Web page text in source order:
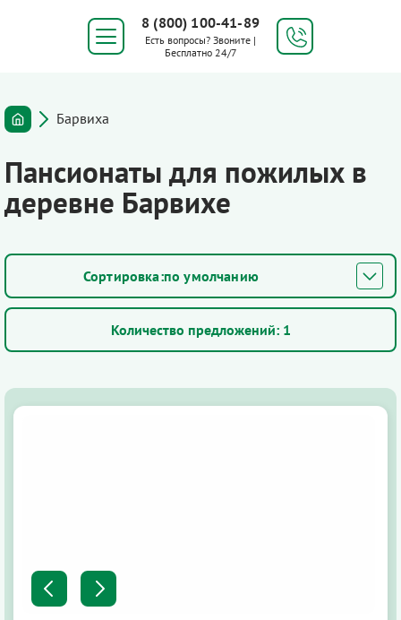
8 (800) 100-41-89
Есть вопросы? Звоните |
Бесплатно 24/7
Барвиха
Пансионаты для пожилых в
деревне Барвихе
по умолчанию
Количество предложений: 1